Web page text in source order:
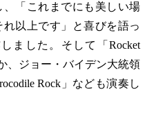
「これまでにも美しい場
以上です」と喜びを語っ
ました。そして「Rocket
、ジョー・バイデン大統領
Rock」なども演奏し